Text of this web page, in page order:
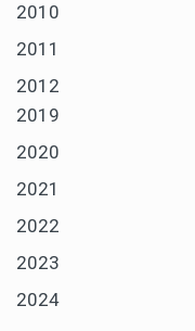
2010
2011
2012
2019
2020
2021
2022
2023
2024